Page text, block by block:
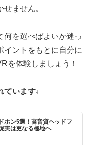
ません。
何を選べばよいか迷っ
イントをもとに自分に
を体験しましょう！
ています↓
ホン5選！高音質ヘッドフ
実は更なる極地へ